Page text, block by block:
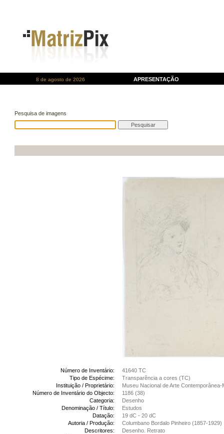
8 de agosto de 2026 APRESENTAÇÃO
Pesquisa de imagens
Número de Inventário:
41640 TC
Tipo de Espécime:
Transparência a cores (TC)
Instituição / Proprietário:
Museu Nacional de Arte Contemporânea-
Número de Inventário do Objecto:
1186 (38)
Categoria:
Desenho
Denominação / Título:
Estudos
Datação:
19 dC - 20 dC
Autoria / Produção:
Columbano Bordalo Pinheiro (1857-1929)
Descritores:
Desenho. Retrato